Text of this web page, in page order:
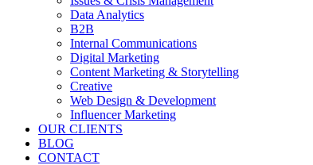
Data Analytics
B2B
Internal Communications
Digital Marketing
Content Marketing & Storytelling
Creative
Web Design & Development
Influencer Marketing
OUR CLIENTS
BLOG
CONTACT